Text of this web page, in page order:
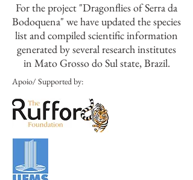
For the project "Dragonflies of Serra da
Bodoquena" we have updated the species
list and compiled scientific information
generated by several research institutes
in Mato Grosso do Sul state, Brazil.
Apoio/ Supported by: